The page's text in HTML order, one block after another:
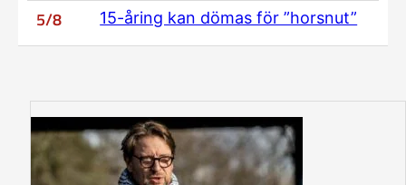
5/8 15-åring kan dömas för ”horsnut”